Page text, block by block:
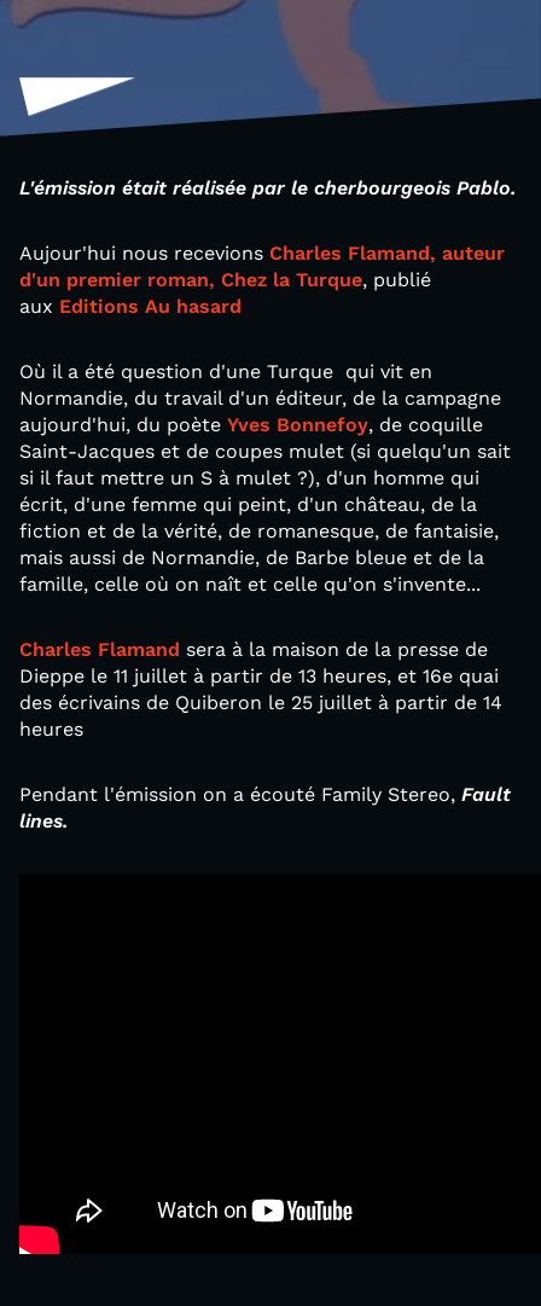
L'émission était réalisée par le cherbourgeois Pablo.
Aujour'hui nous recevions Charles Flamand, auteur
d'un premier roman, Chez la Turque, publié
aux Editions Au hasard
Où il a été question d'une Turque qui vit en
Normandie, du travail d'un éditeur, de la campagne
aujourd'hui, du poète Yves Bonnefoy, de coquille
Saint-Jacques et de coupes mulet (si quelqu'un sait
si il faut mettre un S à mulet ?), d'un homme qui
écrit, d'une femme qui peint, d'un château, de la
fiction et de la vérité, de romanesque, de fantaisie,
mais aussi de Normandie, de Barbe bleue et de la
famille, celle où on naît et celle qu'on s'invente...
Charles Flamand sera à la maison de la presse de
Dieppe le 11 juillet à partir de 13 heures, et 16e quai
des écrivains de Quiberon le 25 juillet à partir de 14
heures
Pendant l'émission on a écouté Family Stereo, Fault
lines.